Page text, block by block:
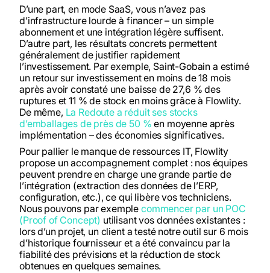
D’une part, en mode SaaS, vous n’avez pas
d’infrastructure lourde à financer – un simple
abonnement et une intégration légère suffisent.
D’autre part, les résultats concrets permettent
généralement de justifier rapidement
l’investissement. Par exemple, Saint-Gobain a estimé
un retour sur investissement en moins de 18 mois
après avoir constaté une baisse de 27,6 % des
ruptures et 11 % de stock en moins grâce à Flowlity.
De même, La Redoute a réduit ses stocks
d’emballages de près de 50 % en moyenne après
implémentation – des économies significatives.
Pour pallier le manque de ressources IT, Flowlity
propose un accompagnement complet : nos équipes
peuvent prendre en charge une grande partie de
l’intégration (extraction des données de l’ERP,
configuration, etc.), ce qui libère vos techniciens.
Nous pouvons par exemple commencer par un POC
(Proof of Concept) utilisant vos données existantes :
lors d’un projet, un client a testé notre outil sur 6 mois
d’historique fournisseur et a été convaincu par la
fiabilité des prévisions et la réduction de stock
obtenues en quelques semaines.